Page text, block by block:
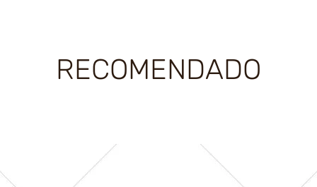
RECOMENDADO